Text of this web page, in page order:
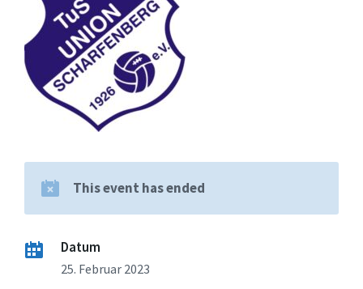
This event has ended
Datum
25. Februar 2023